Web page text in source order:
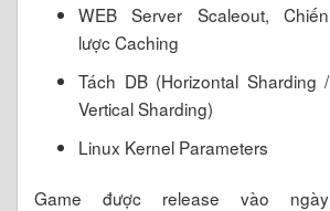
WEB Server Scaleout, Chiến
lược Caching
Tách DB (Horizontal Sharding /
Vertical Sharding)
Linux Kernel Parameters
Game được release vào ngày